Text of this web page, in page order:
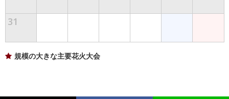
31
規模の大きな主要花火大会